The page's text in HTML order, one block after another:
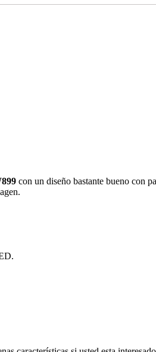
con un diseño bastante bueno con